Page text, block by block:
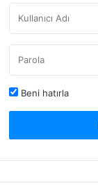
Beni hatırla